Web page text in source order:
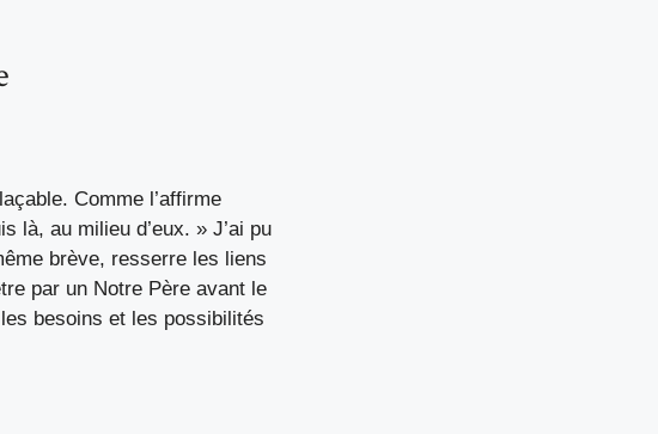
Comme l’affirme
là, au milieu d’eux. » J’ai pu
brève, resserre les liens
par un Notre Père avant le
besoins et les possibilités